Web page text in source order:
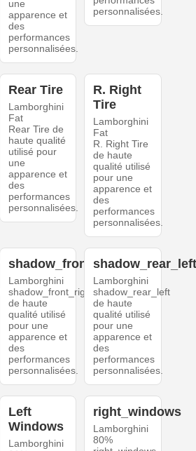
une
apparence et
des
performances
personnalisées.
personnalisées.
Rear Tire
Lamborghini
Fat
Rear Tire de
haute qualité
utilisé pour
une
apparence et
des
performances
personnalisées.
R. Right
Tire
Lamborghini
Fat
R. Right Tire
de haute
qualité utilisé
pour une
apparence et
des
performances
personnalisées.
shadow_front_right
Lamborghini
shadow_front_right
de haute
qualité utilisé
pour une
apparence et
des
performances
personnalisées.
Lamborghini
shadow_rear_left
de haute
qualité utilisé
pour une
apparence et
des
performances
personnalisées.
Left
Windows
Lamborghini
right_windows
Lamborghini
80%